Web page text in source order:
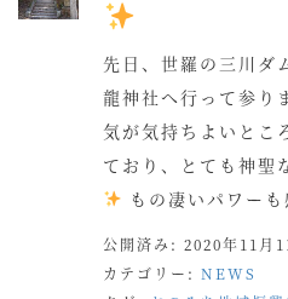
先日、世羅の三川ダ
龍神社へ行って参り
気が気持ちよいと
ており、とても神聖
もの凄いパワー
公開済み: 2020年11月
カテゴリー: NEWS